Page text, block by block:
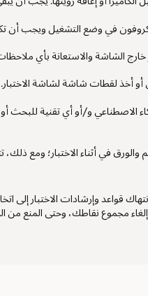
في وضع التشغيل ويجب أن
الشاشة والاستعانة بأي
أخذ لقطات شاشة لشاشة الاختبار.
الاصطناعي و/أو أي تقنية
والورق في أثناء الاختبار؛ ومع
قواعد وإرشادات الاختبار إلى
مجموع نقاطك، وحتى المنع من